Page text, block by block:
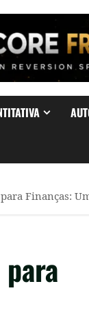
Finanças: